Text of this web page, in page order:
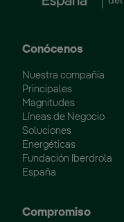
Conócenos
Nuestra compañía
Principales
Magnitudes
Líneas de Negocio
Soluciones
Energéticas
Fundación Iberdrola
España
Compromiso